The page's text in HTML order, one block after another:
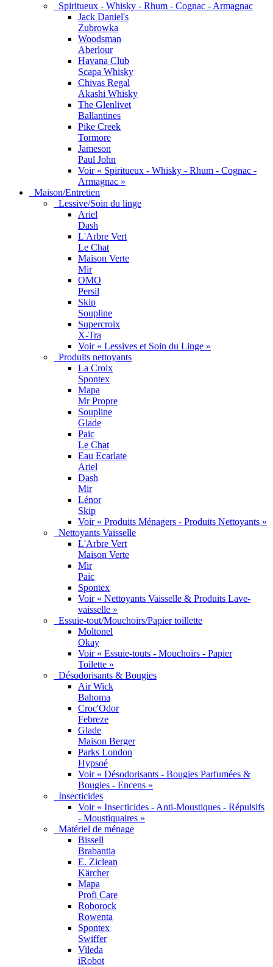
Spiritueux - Whisky - Rhum - Cognac - Armagnac
Jack Daniel's
Zubrowka
Woodsman
Aberlour
Havana Club
Scapa Whisky
Chivas Regal
Akashi Whisky
The Glenlivet
Ballantines
Pike Creek
Tormore
Jameson
Paul John
Voir « Spiritueux - Whisky - Rhum - Cognac -
Armagnac »
Maison/Entretien
Lessive/Soin du linge
Ariel
Dash
L'Arbre Vert
Le Chat
Maison Verte
Mir
OMO
Persil
Skip
Soupline
Supercroix
X-Tra
Voir « Lessives et Soin du Linge »
Produits nettoyants
La Croix
Spontex
Mapa
Mr Propre
Soupline
Glade
Paic
Le Chat
Eau Ecarlate
Ariel
Dash
Mir
Lénor
Skip
Voir « Produits Ménagers - Produits Nettoyants »
Nettoyants Vaisselle
L'Arbre Vert
Maison Verte
Mir
Paic
Spontex
Voir « Nettoyants Vaisselle & Produits Lave-
vaisselle »
Essuie-tout/Mouchoirs/Papier toillette
Moltonel
Okay
Voir « Essuie-touts - Mouchoirs - Papier
Toilette »
Désodorisants & Bougies
Air Wick
Bahoma
Croc'Odor
Febreze
Glade
Maison Berger
Parks London
Hypsoé
Voir « Désodorisants - Bougies Parfumées &
Bougies - Encens »
Insecticides
Voir « Insecticides - Anti-Moustiques - Répulsifs
- Moustiquaires »
Matériel de ménage
Bissell
Brabantia
E. Ziclean
Kärcher
Mapa
Profi Care
Roborock
Rowenta
Spontex
Swiffer
Vileda
iRobot